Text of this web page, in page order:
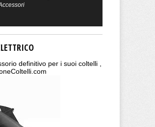
definitivo per i suoi coltelli ,